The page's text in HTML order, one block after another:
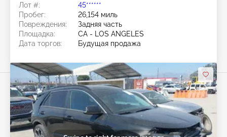
Лот #:
45******
Пробег:
26,154 миль
Повреждения:
Задняя часть
Площадка:
CA - LOS ANGELES
Дата торгов:
Будущая продажа